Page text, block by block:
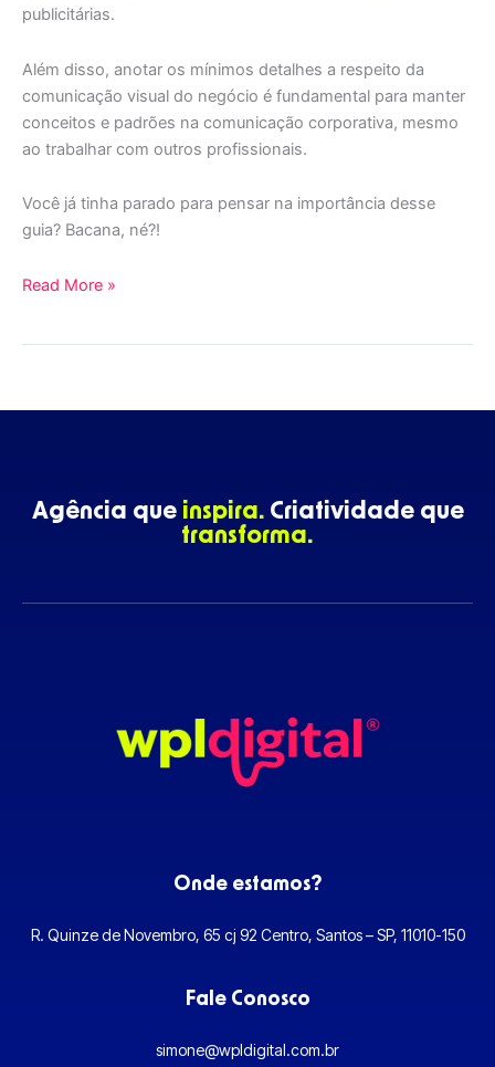
publicitárias.
Além disso, anotar os mínimos detalhes a respeito da
comunicação visual do negócio é fundamental para manter
conceitos e padrões na comunicação corporativa, mesmo
ao trabalhar com outros profissionais.
Você já tinha parado para pensar na importância desse
guia? Bacana, né?!
Read More »
Agência que inspira.Criatividade que
transforma.
Onde estamos?
R. Quinze de Novembro, 65 cj 92 Centro, Santos – SP, 11010-150
Fale Conosco
simone@wpldigital.com.br